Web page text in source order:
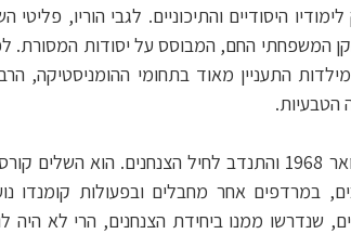
היסודיים והתיכוניים. לגבי הוריו,
המשפחתי החם, המבוסס על יסודות המסורת.
התעניין מאוד בתחומי ההומניסטיקה,
הטבעיות.
חיים גויס לצה”ל בראשית פברואר 1968 והתנדב לחיל
במרדפים אחר מחבלים ובפעולות
שנדרשו ממנו ביחידת הצנחנים, הרי לא